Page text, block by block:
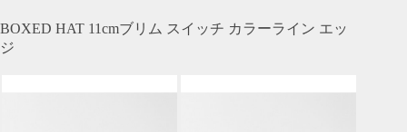
BOXED HAT 11cmブリム スイッチ カラーライン エッ
ジ